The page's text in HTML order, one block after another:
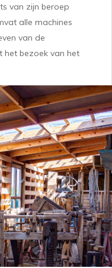
van zijn beroep
alle machines
van de
het bezoek van het